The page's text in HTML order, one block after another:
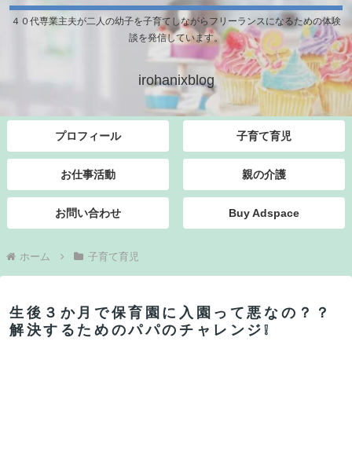
４０代専業主夫が二人の幼子を子育てしながらフリーランスになるための体験
談を発信しています。
irohanixblog
プロフィール 子育て育児
お仕事活動 親の介護
お問い合わせ Buy Adspace
ホーム 子育て育児
生後３か月で保育園に入園って悪なの？？
解決するためのパパのチャレンジ❕